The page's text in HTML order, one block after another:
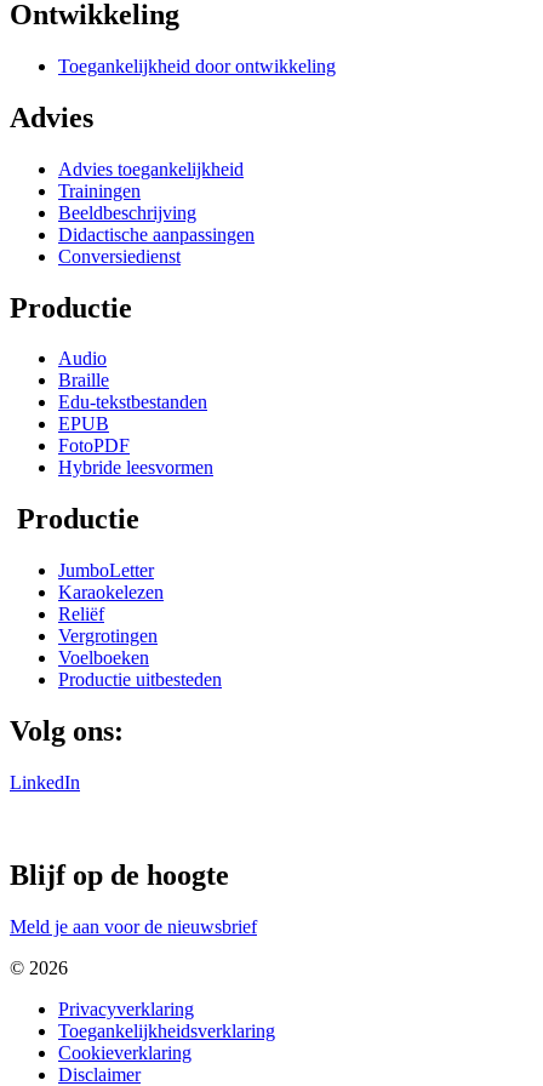
Ontwikkeling
Toegankelijkheid door ontwikkeling
Advies
Advies toegankelijkheid
Trainingen
Beeldbeschrijving
Didactische aanpassingen
Conversiedienst
Productie
Audio
Braille
Edu-tekstbestanden
EPUB
FotoPDF
Hybride leesvormen
Productie
JumboLetter
Karaokelezen
Reliëf
Vergrotingen
Voelboeken
Productie uitbesteden
Volg ons:
LinkedIn
Blijf op de hoogte
Meld je aan voor de nieuwsbrief
© 2026
Privacyverklaring
Toegankelijkheidsverklaring
Cookieverklaring
Disclaimer